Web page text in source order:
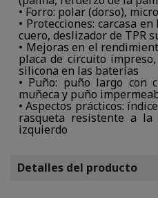
• Forro: polar (dorso),
• Protecciones: carcasa
cuero, deslizador de TPR
• Mejoras en el
placa de circuito
silicona en las baterías
• Puño: puño largo con
muñeca y puño
• Aspectos prácticos:
rasqueta resistente a
izquierdo
Detalles del producto